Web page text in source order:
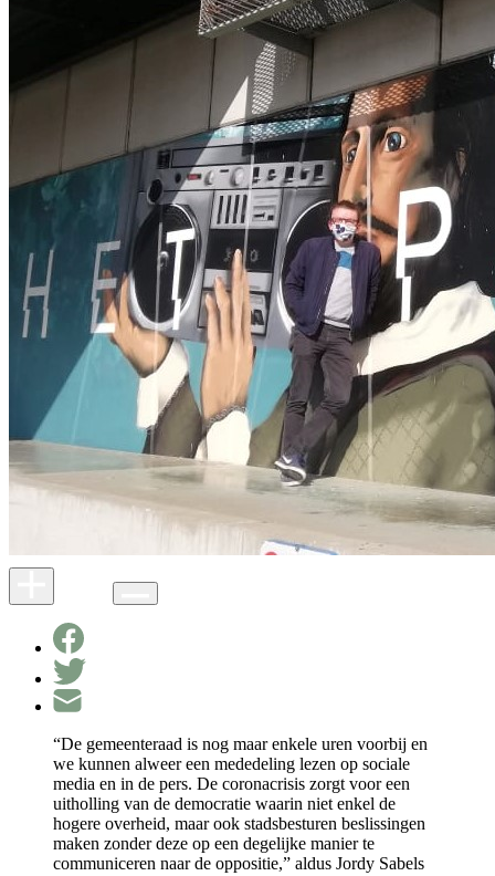
“De gemeenteraad is nog maar enkele uren voorbij en
we kunnen alweer een mededeling lezen op sociale
media en in de pers. De coronacrisis zorgt voor een
uitholling van de democratie waarin niet enkel de
hogere overheid, maar ook stadsbesturen beslissingen
maken zonder deze op een degelijke manier te
communiceren naar de oppositie,” aldus Jordy Sabels